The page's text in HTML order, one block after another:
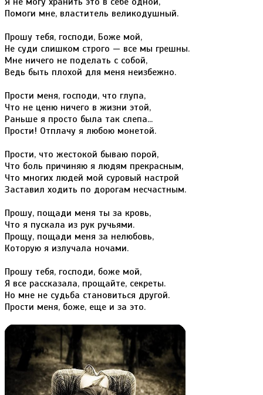
Помоги мне, властитель великодушный.
Прошу тебя, господи, Боже мой,
Не суди слишком строго — все мы грешны.
Мне ничего не поделать с собой,
Ведь быть плохой для меня неизбежно.
Прости меня, господи, что глупа,
Что не ценю ничего в жизни этой,
Раньше я просто была так слепа...
Прости! Отплачу я любою монетой.
Прости, что жестокой бываю порой,
Что боль причиняю я людям прекрасным,
Что многих людей мой суровый настрой
Заставил ходить по дорогам несчастным.
Прошу, пощади меня ты за кровь,
Что я пускала из рук ручьями.
Прощу, пощади меня за нелюбовь,
Которую я излучала ночами.
Прошу тебя, господи, боже мой,
Я все рассказала, прощайте, секреты.
Но мне не судьба становиться другой.
Прости меня, боже, еще и за это.